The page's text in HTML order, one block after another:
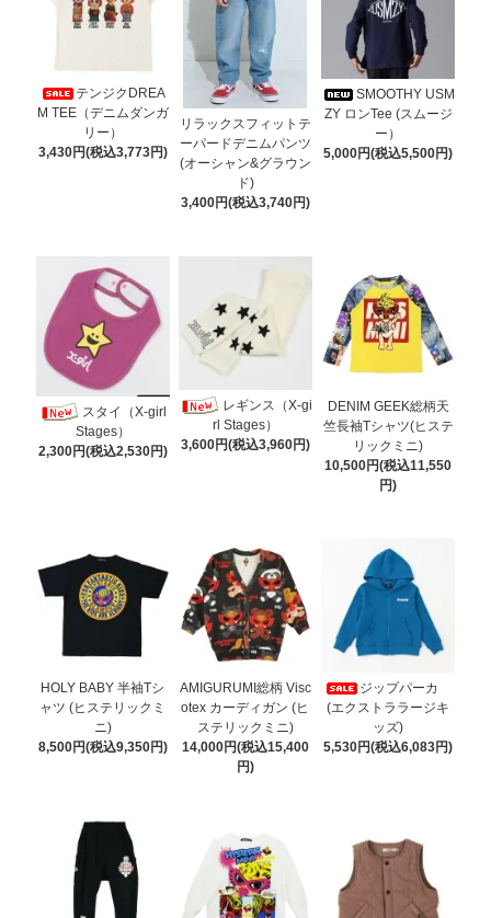
テンジクDREA
M TEE（デニムダンガ
リー）
3,430円(税込3,773円)
リラックスフィットテ
ーパードデニムパンツ
(オーシャン&グラウン
ド)
3,400円(税込3,740円)
SMOOTHY USM
ZY ロンTee (スムージ
ー）
5,000円(税込5,500円)
スタイ（X-girl
Stages）
2,300円(税込2,530円)
レギンス（X-gi
rl Stages）
3,600円(税込3,960円)
DENIM GEEK総柄天
竺長袖Tシャツ(ヒステ
リックミニ)
10,500円(税込11,550
円)
HOLY BABY 半袖Tシ
ャツ (ヒステリックミ
ニ)
8,500円(税込9,350円)
AMIGURUMI総柄 Visc
otex カーディガン (ヒ
ステリックミニ)
14,000円(税込15,400
円)
ジップパーカ
(エクストララージキ
ッズ)
5,530円(税込6,083円)